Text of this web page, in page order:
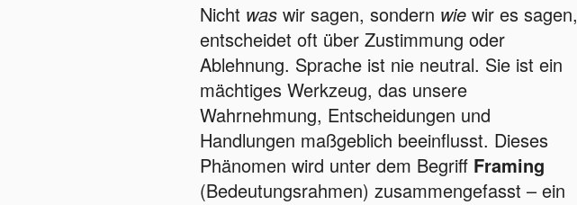
Nicht was wir sagen, sondern wie wir es sagen,
entscheidet oft über Zustimmung oder
Ablehnung. Sprache ist nie neutral. Sie ist ein
mächtiges Werkzeug, das unsere
Wahrnehmung, Entscheidungen und
Handlungen maßgeblich beeinflusst. Dieses
Phänomen wird unter dem Begriff Framing
(Bedeutungsrahmen) zusammengefasst – ein